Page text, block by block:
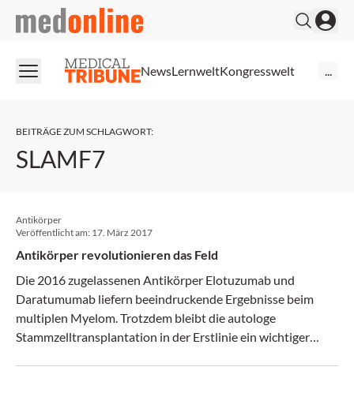
medonline
NewsLernweltKongresswelt
BEITRÄGE ZUM SCHLAGWORT:
SLAMF7
Antikörper
Veröffentlicht am: 17. März 2017
Antikörper revolutionieren das Feld
Die 2016 zugelassenen Antikörper Elotuzumab und
Daratumumab liefern ­beeindruckende Ergebnisse beim
multiplen Myelom. Trotzdem bleibt die ­autologe
Stammzelltransplantation in der Erstlinie ein wichtiger